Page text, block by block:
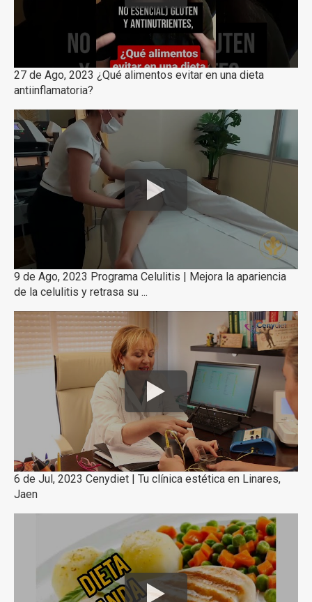
27 de Ago, 2023 ¿Qué alimentos evitar en una dieta
antiinflamatoria?
9 de Ago, 2023 Programa Celulitis | Mejora la apariencia
de la celulitis y retrasa su ...
6 de Jul, 2023 Cenydiet | Tu clínica estética en Linares,
Jaen